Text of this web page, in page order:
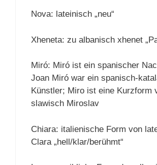
Nova: lateinisch „neu“
Xheneta: zu albanisch xhenet
Miró: Miró ist ein spanischer
Joan Miró war ein spanisch-
Künstler; Miro ist eine Kurzform
slawisch Miroslav
Chiara: italienische Form von
Clara „hell/klar/berühmt“